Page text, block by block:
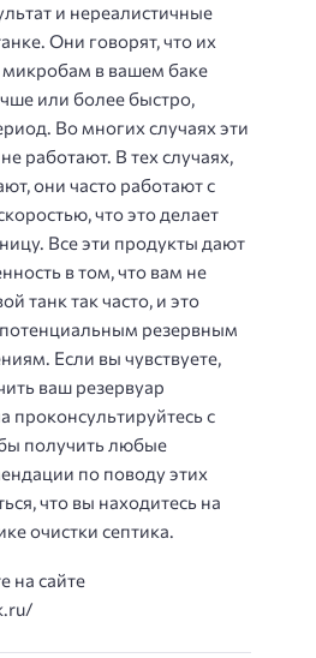
и нереалистичные
Они говорят, что их
микробам в вашем баке
или более быстро,
Во многих случаях эти
работают. В тех случаях,
они часто работают с
что это делает
Все эти продукты дают
в том, что вам не
танк так часто, и это
резервным
Если вы чувствуете,
ваш резервуар
проконсультируйтесь с
получить любые
по поводу этих
что вы находитесь на
очистки септика.
на сайте